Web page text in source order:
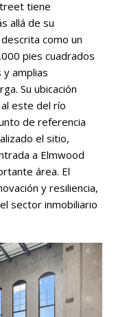
tiene
allá de su
como un
pies cuadrados
amplias
Su ubicación
este del río
de referencia
el sitio,
a Elmwood
área. El
y resiliencia,
sector inmobiliario